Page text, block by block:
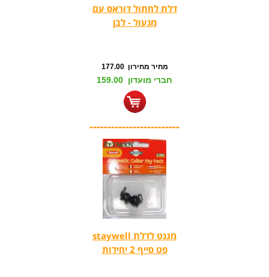
דלת לחתול דוראס עם
מנעול - לבן
מחיר מחירון 177.00
חברי מועדון 159.00
-------------------------
מגנט לדלת staywell
פט סייף 2 יחידות